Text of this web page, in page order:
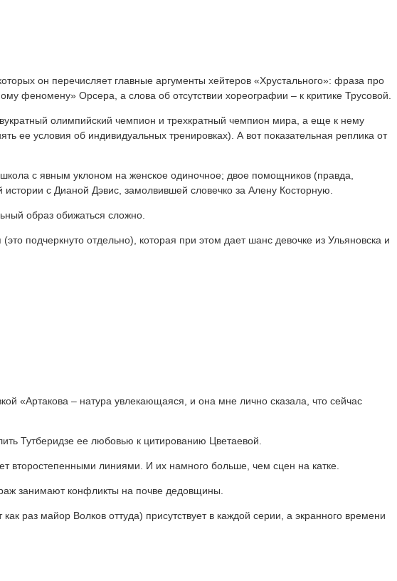
он перечисляет главные аргументы хейтеров «Хрустального»: фраза про
феномену» Орсера, а слова об отсутствии хореографии – к критике Трусовой.
олимпийский чемпион и трехкратный чемпион мира, а еще к нему
ее условия об индивидуальных тренировках). А вот показательная реплика от
с явным уклоном на женское одиночное; двое помощников (правда,
с Дианой Дэвис, замолвившей словечко за Алену Косторную.
образ обижаться сложно.
подчеркнуто отдельно), которая при этом дает шанс девочке из Ульяновска и
«Артакова – натура увлекающаяся, и она мне лично сказала, что сейчас
Тутберидзе ее любовью к цитированию Цветаевой.
второстепенными линиями. И их намного больше, чем сцен на катке.
занимают конфликты на почве дедовщины.
раз майор Волков оттуда) присутствует в каждой серии, а экранного времени